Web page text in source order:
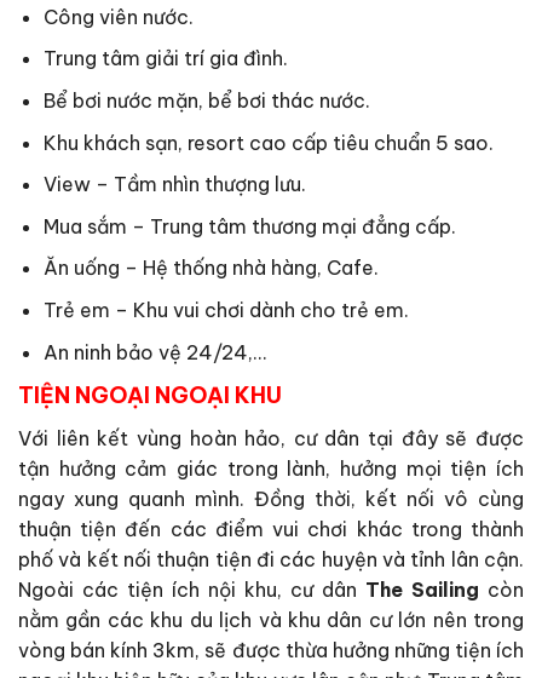
Công viên nước.
Trung tâm giải trí gia đình.
Bể bơi nước mặn, bể bơi thác nước.
Khu khách sạn, resort cao cấp tiêu chuẩn 5 sao.
View – Tầm nhìn thượng lưu.
Mua sắm – Trung tâm thương mại đẳng cấp.
Ăn uống – Hệ thống nhà hàng, Cafe.
Trẻ em – Khu vui chơi dành cho trẻ em.
An ninh bảo vệ 24/24,…
TIỆN NGOẠI NGOẠI KHU
Với liên kết vùng hoàn hảo, cư dân tại đây sẽ được
tận hưởng cảm giác trong lành, hưởng mọi tiện ích
ngay xung quanh mình. Đồng thời, kết nối vô cùng
thuận tiện đến các điểm vui chơi khác trong thành
phố và kết nối thuận tiện đi các huyện và tỉnh lân cận.
Ngoài các tiện ích nội khu, cư dân The Sailing còn
nằm gần các khu du lịch và khu dân cư lớn nên trong
vòng bán kính 3km, sẽ được thừa hưởng những tiện ích